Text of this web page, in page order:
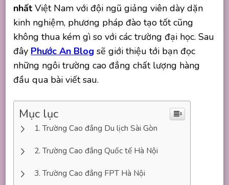
nhất Việt Nam với đội ngũ giảng viên dày dặn
kinh nghiệm, phương pháp đào tạo tốt cũng
không thua kém gì so với các trường đại học. Sau
đây Phước An Blog sẽ giới thiệu tới bạn đọc
những ngôi trường cao đẳng chất lượng hàng
đầu qua bài viết sau.
Mục lục
Trường Cao đẳng Du lịch Sài Gòn
Trường Cao đẳng Quốc tế Hà Nội
Trường Cao đẳng FPT Hà Nội